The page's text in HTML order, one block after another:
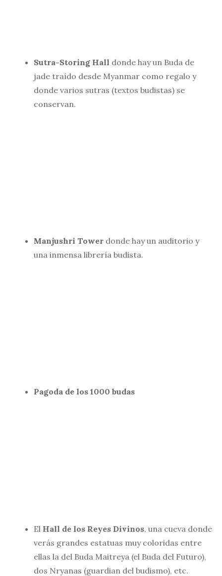
Sutra-Storing Hall donde hay un Buda de
jade traído desde Myanmar como regalo y
donde varios sutras (textos budistas) se
conservan.
Manjushri Tower donde hay un auditorio y
una inmensa librería budista.
Pagoda de los 1000 budas
El Hall de los Reyes Divinos, una cueva donde
verás grandes estatuas muy coloridas entre
ellas la del Buda Maitreya (el Buda del Futuro),
dos Nryanas (guardian del budismo), etc.